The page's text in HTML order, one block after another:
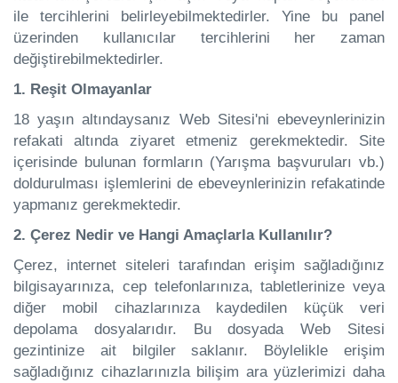
ile tercihlerini belirleyebilmektedirler. Yine bu panel
üzerinden kullanıcılar tercihlerini her zaman
değiştirebilmektedirler.
1. Reşit Olmayanlar
18 yaşın altındaysanız Web Sitesi'ni ebeveynlerinizin
refakati altında ziyaret etmeniz gerekmektedir. Site
içerisinde bulunan formların (Yarışma başvuruları vb.)
doldurulması işlemlerini de ebeveynlerinizin refakatinde
yapmanız gerekmektedir.
2. Çerez Nedir ve Hangi Amaçlarla Kullanılır?
Çerez, internet siteleri tarafından erişim sağladığınız
bilgisayarınıza, cep telefonlarınıza, tabletlerinize veya
diğer mobil cihazlarınıza kaydedilen küçük veri
depolama dosyalarıdır. Bu dosyada Web Sitesi
gezintinize ait bilgiler saklanır. Böylelikle erişim
sağladığınız cihazlarınızla bilişim ara yüzlerimizi daha